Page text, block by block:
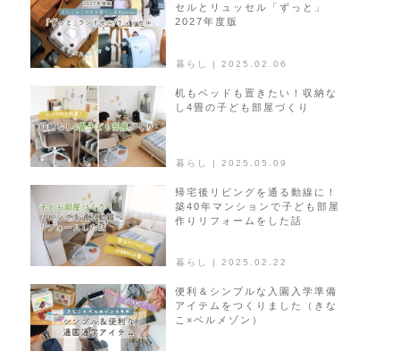
ョ
ン
暮らし | 2025.02.06
セルとリュッセル「ずっと」
2027年度版
暮らし | 2025.05.09
机もベッドも置きたい！収納な
し4畳の子ども部屋づくり
暮らし | 2025.02.22
帰宅後リビングを通る動線に！
築40年マンションで子ども部屋
作りリフォームをした話
便利＆シンプルな入園入学準備
アイテムをつくりました（きな
こ×ベルメゾン）